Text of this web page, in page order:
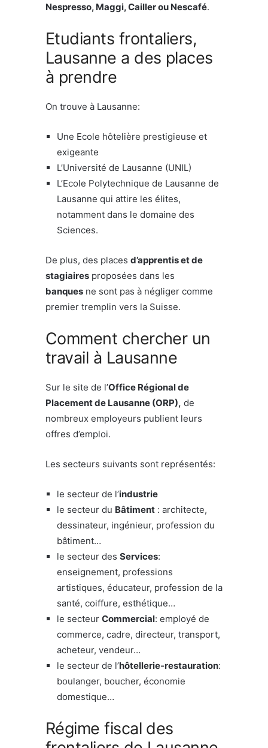
Nespresso, Maggi, Cailler ou Nescafé.
Etudiants frontaliers,
Lausanne a des places
à prendre
On trouve à Lausanne:
Une Ecole hôtelière prestigieuse et
exigeante
L’Université de Lausanne (UNIL)
L’Ecole Polytechnique de Lausanne de
Lausanne qui attire les élites,
notamment dans le domaine des
Sciences.
De plus, des places d’apprentis et de
stagiaires proposées dans les
banques ne sont pas à négliger comme
premier tremplin vers la Suisse.
Comment chercher un
travail à Lausanne
Sur le site de l’Office Régional de
Placement de Lausanne (ORP), de
nombreux employeurs publient leurs
offres d’emploi.
Les secteurs suivants sont représentés:
le secteur de l’industrie
le secteur du Bâtiment : architecte,
dessinateur, ingénieur, profession du
bâtiment…
le secteur des Services:
enseignement, professions
artistiques, éducateur, profession de la
santé, coiffure, esthétique…
le secteur Commercial: employé de
commerce, cadre, directeur, transport,
acheteur, vendeur…
le secteur de l’hôtellerie-restauration:
boulanger, boucher, économie
domestique…
Régime fiscal des